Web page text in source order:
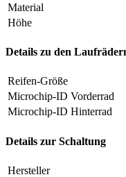
Material
Höhe
Details zu den
Reifen-Größe
Microchip-ID Vorderrad
Microchip-ID Hinterrad
Details zur Schaltung
Hersteller